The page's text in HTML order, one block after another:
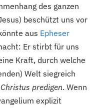
des ganzen
beschützt uns vor
aus Epheser
Er stirbt für uns
Kraft, durch welche
Welt siegreich
Christus predigen. Wenn
explizit